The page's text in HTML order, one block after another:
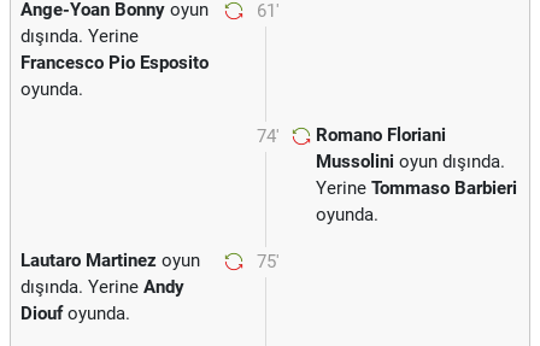
61'
Ange-Yoan Bonny oyun
dışında. Yerine
Francesco Pio Esposito
oyunda.
74'
Romano Floriani
Mussolini oyun dışında.
Yerine Tommaso Barbieri
oyunda.
75'
Lautaro Martinez oyun
dışında. Yerine Andy
Dioufoyunda.